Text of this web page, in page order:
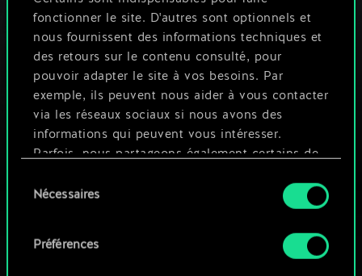
fonctionner le site. D'autres sont optionnels et
nous fournissent des informations techniques et
des retours sur le contenu consulté, pour
pouvoir adapter le site à vos besoins. Par
exemple, ils peuvent nous aider à vous contacter
via les réseaux sociaux si nous avons des
informations qui peuvent vous intéresser.
Parfois, nous partageons également certains de
ces cookies optionnels ne seront appliqués
Vous pouvez consulter tous les détails sur notre
duNécessaires
Préférences
FAQ du Conseil
d'équilibrage — De quoi
s'agit-il ? Comment…
16 octobre 2023